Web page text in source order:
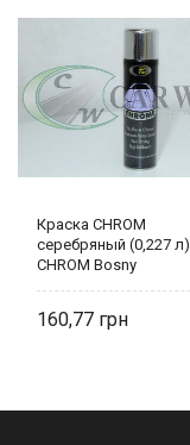
Краска CHROM
серебряный (0,227 л)
CHROM Bosny
160,77